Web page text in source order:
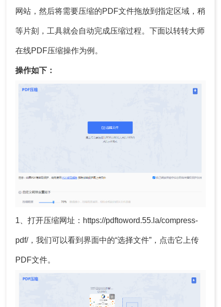
网站，然后将需要压缩的PDF文件拖放到指定区域，稍
等片刻，工具就会自动完成压缩过程。下面以转转大师
在线PDF压缩操作为例。
操作如下：
1、打开压缩网址：https://pdftoword.55.la/compress-
pdf/，我们可以看到界面中的“选择文件”，点击它上传
PDF文件。